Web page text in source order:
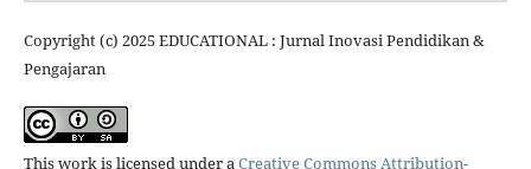
Copyright (c) 2025 EDUCATIONAL : Jurnal Inovasi Pendidikan &
Pengajaran
This work is licensed under aCreative Commons Attribution-